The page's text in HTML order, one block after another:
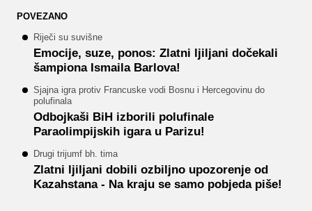
POVEZANO
Riječi su suvišne
Emocije, suze, ponos: Zlatni ljiljani dočekali
šampiona Ismaila Barlova!
Sjajna igra protiv Francuske vodi Bosnu i Hercegovinu do
polufinala
Odbojkaši BiH izborili polufinale
Paraolimpijskih igara u Parizu!
Drugi trijumf bh. tima
Zlatni ljiljani dobili ozbiljno upozorenje od
Kazahstana - Na kraju se samo pobjeda piše!